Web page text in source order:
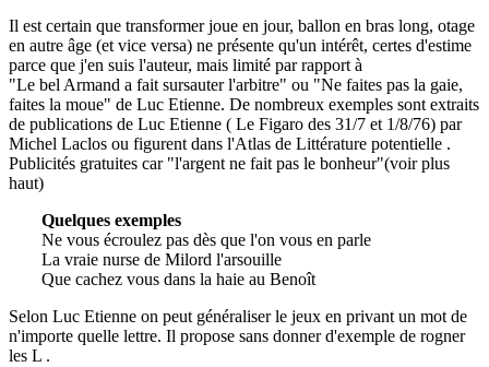
Il est certain que transformer joue en jour, ballon en bras long, otage
en autre âge (et vice versa) ne présente qu'un intérêt, certes d'estime
parce que j'en suis l'auteur, mais limité par rapport à
"Le bel Armand a fait sursauter l'arbitre" ou "Ne faites pas la gaie,
faites la moue" de Luc Etienne. De nombreux exemples sont extraits
de publications de Luc Etienne ( Le Figaro des 31/7 et 1/8/76) par
Michel Laclos ou figurent dans l'Atlas de Littérature potentielle .
Publicités gratuites car "l'argent ne fait pas le bonheur"(voir plus
haut)
Quelques exemples
Ne vous écroulez pas dès que l'on vous en parle
La vraie nurse de Milord l'arsouille
Que cachez vous dans la haie au Benoît
Selon Luc Etienne on peut généraliser le jeux en privant un mot de
n'importe quelle lettre. Il propose sans donner d'exemple de rogner
les L .